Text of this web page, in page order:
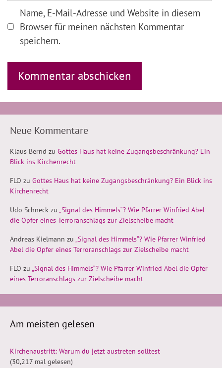
Name, E-Mail-Adresse und Website in diesem
Browser für meinen nächsten Kommentar
speichern.
Neue Kommentare
Klaus Bernd zu Gottes Haus hat keine Zugangsbeschränkung? Ein
Blick ins Kirchenrecht
FLO zu Gottes Haus hat keine Zugangsbeschränkung? Ein Blick ins
Kirchenrecht
Udo Schneck zu „Signal des Himmels“? Wie Pfarrer Winfried Abel
die Opfer eines Terroranschlags zur Zielscheibe macht
Andreas Kielmann zu „Signal des Himmels“? Wie Pfarrer Winfried
Abel die Opfer eines Terroranschlags zur Zielscheibe macht
FLO zu „Signal des Himmels“? Wie Pfarrer Winfried Abel die Opfer
eines Terroranschlags zur Zielscheibe macht
Am meisten gelesen
Kirchenaustritt: Warum du jetzt austreten solltest
(30,217 mal gelesen)